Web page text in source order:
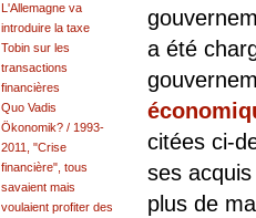
a été
citées ci-
ses
plus de
L'Allemagne va
introduire la taxe
Tobin sur les
transactions
financières
Quo Vadis
Ökonomik? / 1993-
2011, "Crise
financière", tous
savaient mais
voulaient profiter des